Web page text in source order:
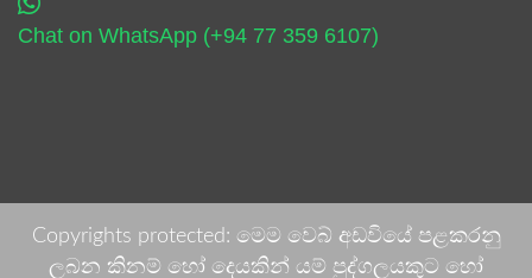
Chat on WhatsApp (+94 77 359 6107)
Copyrights protected: මෙම වෙබ් අඩවියේ පළකරනු
ලබන කිනම් හෝ දෙයකින් යම් පුද්ගලයකුට හෝ